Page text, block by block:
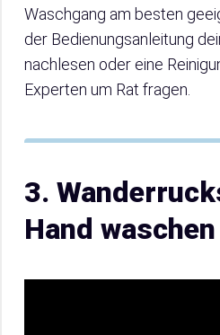
Waschgang am besten
der Bedienungsanleitung
nachlesen oder eine
Experten um Rat fragen.
3.
Hand waschen